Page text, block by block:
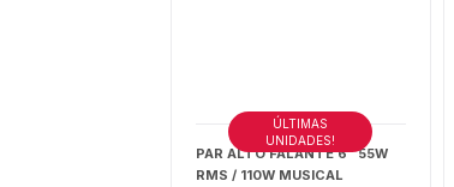
PAR ALTO FALANTE 6" 55W
RMS / 110W MUSICAL
ÚLTIMAS
UNIDADES!